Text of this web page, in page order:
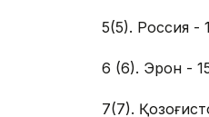
5(5). Россия -
6 (6). Эрон -
7(7).